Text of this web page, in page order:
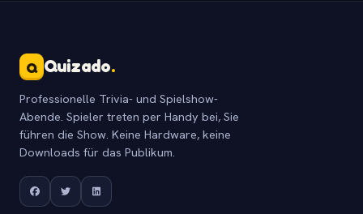
Q Quizado.
Professionelle Trivia- und Spielshow-
Abende. Spieler treten per Handy bei, Sie
führen die Show. Keine Hardware, keine
Downloads für das Publikum.